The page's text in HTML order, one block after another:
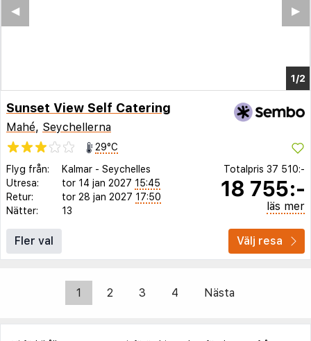
Sunset View Self Catering
Mahé, Seychellerna
29°C
Flyg från:
Kalmar - Seychelles
Utresa:
tor 14 jan 2027 15:45
Retur:
tor 28 jan 2027 17:50
Nätter:
13
Totalpris 37 510:-
18 755:-
läs mer
Fler val Välj resa
1 2 3 4 Nästa